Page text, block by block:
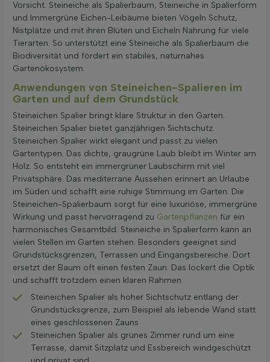
Vorsicht. Steineiche als Spalierbaum, Steineiche in Spalierform
und Immergrüne Eichen-Leibäume bieten Vögeln Schutz,
Nistplätze und mit ihren Blüten und Eicheln Nahrung für viele
Tierarten. So unterstützt eine Steineiche als Spalierbaum die
Biodiversität und fördert ein stabiles, naturnahes
Gartenökosystem.
Anwendungen von Steineichen-Spalieren im
Garten und auf dem Grundstück
Steineichen Spalier bringt klare Struktur in den Garten.
Steineichen Spalier bietet ganzjährigen Sichtschutz.
Steineichen Spalier wirkt elegant und passt zu vielen
Gartentypen. Das dichte, graugrüne Laub bleibt im Winter am
Holz. So entsteht ein immergrüner Laubschirm mit viel
Privatsphäre. Das mediterrane Aussehen erinnert an Urlaube
im Süden und schafft eine ruhige Stimmung im Garten. Die
Steineichen-Spalierbaum sorgt für eine luxuriöse, immergrüne
Wirkung und passt hervorragend zu Gartenpflanzen für ein
harmonisches Gesamtbild. Steineiche in Spalierform kann an
vielen Stellen im Garten stehen. Besonders geeignet sind
Grundstücksgrenzen, Terrassen und Eingangsbereiche. Dort
ersetzt der Baum oft einen festen Zaun. Das lockert die Optik
und schafft trotzdem einen klaren Rahmen.
Steineichen Spalier als hoher Sichtschutz entlang der
Grundstücksgrenze, zum Beispiel als lebende Wand statt
eines geschlossenen Zauns
Steineichen Spalier als grünes Zimmer rund um eine
Terrasse, damit Sitzplatz und Essbereich windgeschützt